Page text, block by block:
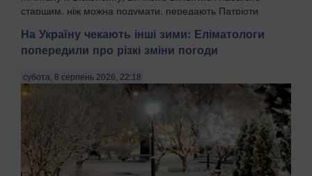
старшим, ніж можна подумати, передають Патріоти
На Україну чекають інші зими: Еліматологи
попередили про різкі зміни погоди
субота, 8 серпень 2026, 22:18